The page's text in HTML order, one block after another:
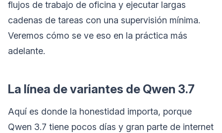
flujos de trabajo de oficina y ejecutar largas
cadenas de tareas con una supervisión mínima.
Veremos cómo se ve eso en la práctica más
adelante.
La línea de variantes de Qwen 3.7
Aquí es donde la honestidad importa, porque
Qwen 3.7 tiene pocos días y gran parte de internet